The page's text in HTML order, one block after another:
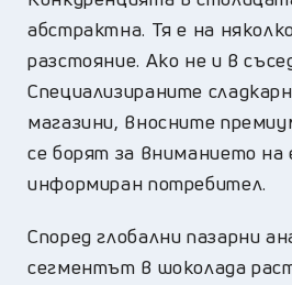
абстрактна. Тя е на
разстояние. Ако не и в
Специализираните
магазини, вносните
се борят за вниманието на
информиран потребител.
Според глобални пазарни
сегментът в шоколада